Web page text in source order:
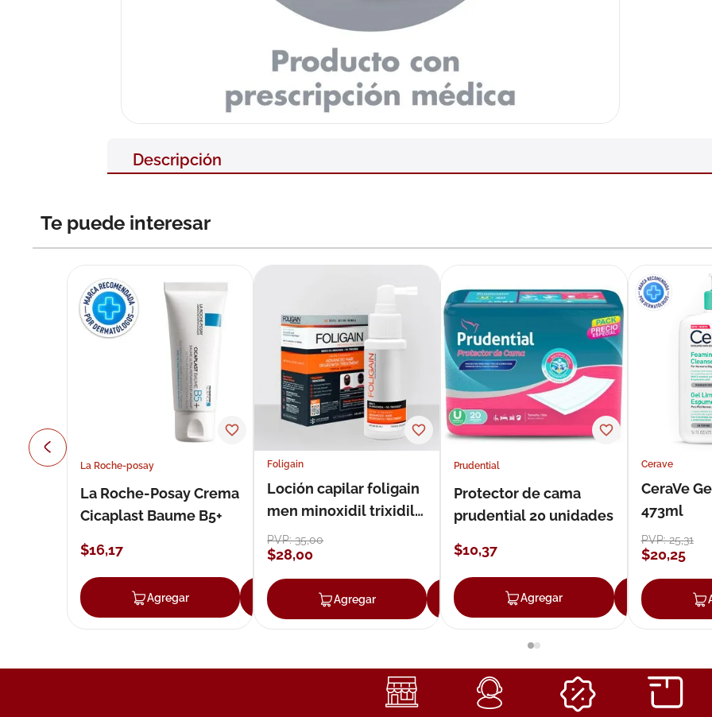
Descripción
Te puede interesar
La Roche-posay
La Roche-Posay Crema
Cicaplast Baume B5+
$16,17
Agregar Agregar
Foligain
Loción capilar foligain
men minoxidil trixidil
loción 59 ml
PVP:35,00
$28,00
Agregar Agregar
Prudential
Protector de cama
prudential 20 unidades
$10,37
Agregar
Cerave
CeraVe
473ml
PVP:25,31
$20,25